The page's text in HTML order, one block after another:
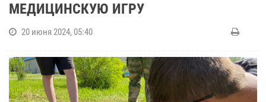
МЕДИЦИНСКУЮ ИГРУ
20 июня 2024, 05:40